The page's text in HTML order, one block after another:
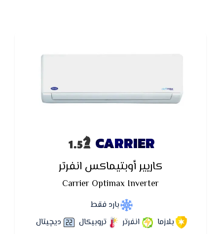
CARRIER
كاريير أوبتيماكس انفرتر
Carrier Optimax Inverter
بارد فقط
بلازما
انفرتر تروبيكال ديچيتال